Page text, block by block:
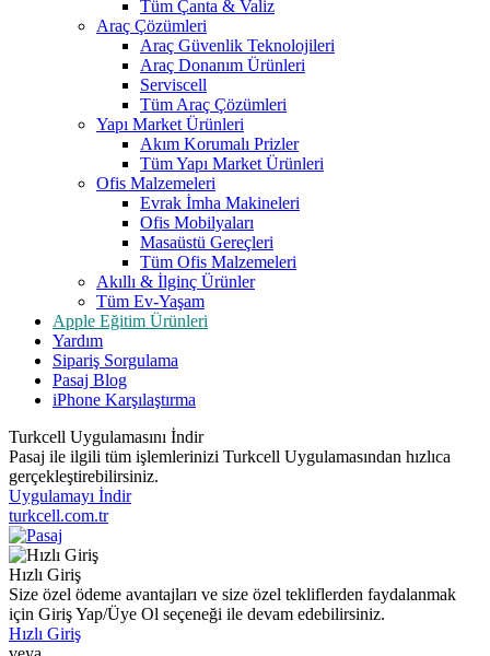
Tüm Çanta & Valiz
Araç Çözümleri
Araç Güvenlik Teknolojileri
Araç Donanım Ürünleri
Serviscell
Tüm Araç Çözümleri
Yapı Market Ürünleri
Akım Korumalı Prizler
Tüm Yapı Market Ürünleri
Ofis Malzemeleri
Evrak İmha Makineleri
Ofis Mobilyaları
Masaüstü Gereçleri
Tüm Ofis Malzemeleri
Akıllı & İlginç Ürünler
Tüm Ev-Yaşam
Apple Eğitim Ürünleri
Yardım
Sipariş Sorgulama
Pasaj Blog
iPhone Karşılaştırma
Turkcell Uygulamasını İndir
Pasaj ile ilgili tüm işlemlerinizi Turkcell Uygulamasından hızlıca
gerçekleştirebilirsiniz.
Uygulamayı İndir
turkcell.com.tr
Hızlı Giriş
Size özel ödeme avantajları ve size özel tekliflerden faydalanmak
için Giriş Yap/Üye Ol seçeneği ile devam edebilirsiniz.
Hızlı Giriş